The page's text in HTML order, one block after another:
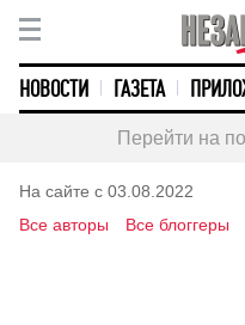
НОВОСТИ ГАЗЕТА
Перейти на
На сайте с 03.08.2022
Все авторы
Все блоггеры